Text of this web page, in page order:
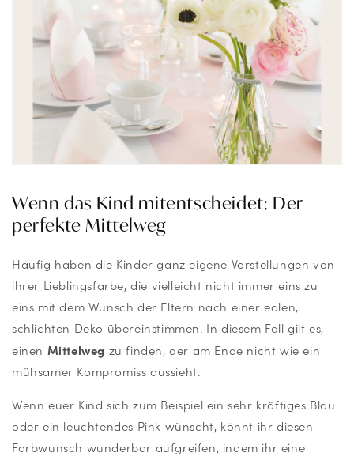
Wenn das Kind mitentscheidet: Der
perfekte Mittelweg
Häufig haben die Kinder ganz eigene Vorstellungen von
ihrer Lieblingsfarbe, die vielleicht nicht immer eins zu
eins mit dem Wunsch der Eltern nach einer edlen,
schlichten Deko übereinstimmen. In diesem Fall gilt es,
einen Mittelweg zu finden, der am Ende nicht wie ein
mühsamer Kompromiss aussieht.
Wenn euer Kind sich zum Beispiel ein sehr kräftiges Blau
oder ein leuchtendes Pink wünscht, könnt ihr diesen
Farbwunsch wunderbar aufgreifen, indem ihr eine